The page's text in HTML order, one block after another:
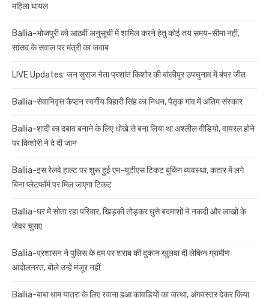
महिला घायल
Ballia-भोजपुरी को आठवीं अनुसूची में शामिल करने हेतु कोई तय समय-सीमा नहीं,
सांसद के सवाल पर मंत्री का जवाब
LIVE Updates: जन सुराज नेता प्रशांत किशोर की बांकीपुर उपचुनाव में बंपर जीत
Ballia-सेवानिवृत्त कैप्टन स्वर्गीय बिहारी सिंह का निधन, पैतृक गांव में अंतिम संस्कार
Ballia-शादी का दबाव बनाने के लिए धोखे से बना लिया था अश्लील वीडियो, वायरल होने
पर किशोरी ने दे दी जान
Ballia-इस रेलवे हाल्ट पर शुरू हुई एम-यूटीएस टिकट बुकिंग व्यवस्था, कतार में लगे
बिना प्लेटफॉर्म पर मिल जाएगा टिकट
Ballia-घर में सोता रहा परिवार, खिड़की तोड़कर घुसे बदमाशों ने नकदी और लाखों के
जेवर चुराए
Ballia-प्रशासन ने पुलिस के दम पर शराब की दुकान खुलवा दी लेकिन ग्रामीण
आंदोलनरत, बोले उन्हें मंजूर नहीं
Ballia-बाबा धाम यात्रा के लिए रवाना हुआ कांवड़ियों का जत्था, अंगवस्त्र देकर किया